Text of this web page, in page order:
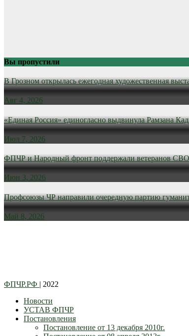
Вы пропустили
В Грозном открылась ежегодная художественная
Авг 4, 2026
«Единая Россия» единогласно выдвинула Рамзана
Июл 7, 2026
ФПЧР и Народный фронт поддержали ветеранов СВО
Июн 3, 2026
Профсоюзы ЧР направили очередную партию
Май 8, 2026
ФПЧР.РФ | 2022
Новости
УСТАВ ФПЧР
Постановления
Постановление от 13 декабря 2010г.